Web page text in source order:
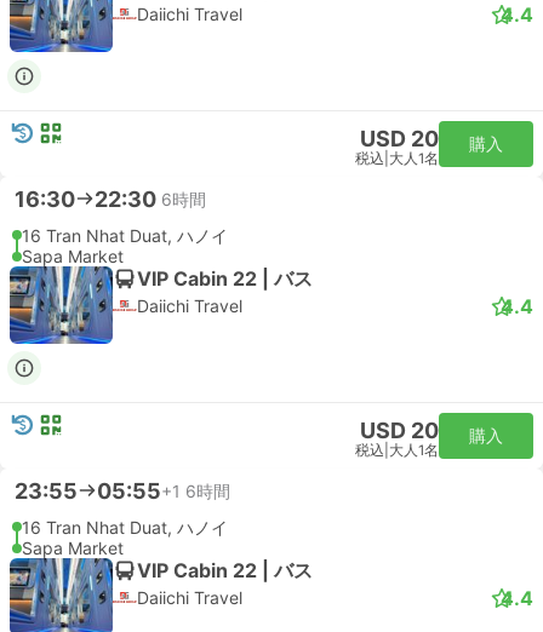
Daiichi Travel 4.4
USD 20
税込 大人1名
購入
16:30 22:30 6時間
16 Tran Nhat Duat, ハノイ
Sapa Market
VIP Cabin 22 | バス
Daiichi Travel 4.4
USD 20
税込 大人1名
購入
23:55 05:55+1 6時間
16 Tran Nhat Duat, ハノイ
Sapa Market
VIP Cabin 22 | バス
Daiichi Travel 4.4